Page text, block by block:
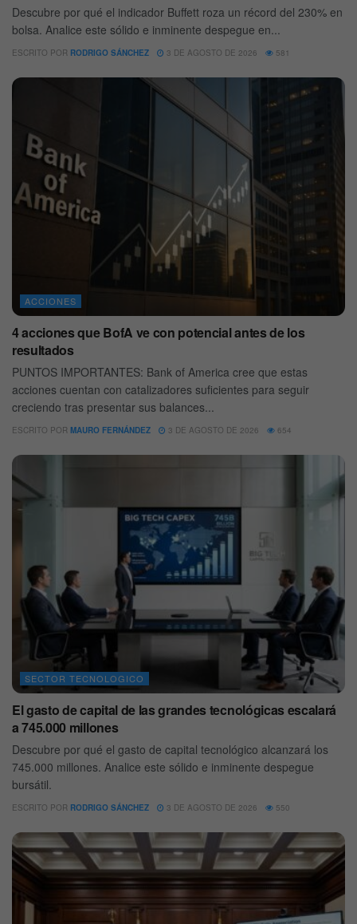
Descubre por qué el indicador Buffett roza un récord del 230% en
bolsa. Analice este sólido e inminente despegue en...
ESCRITO POR RODRIGO SÁNCHEZ 3 DE AGOSTO DE 2026 581
ACCIONES
4 acciones que BofA ve con potencial antes de los
resultados
PUNTOS IMPORTANTES: Bank of America cree que estas
acciones cuentan con catalizadores suficientes para seguir
creciendo tras presentar sus balances...
ESCRITO POR MAURO FERNÁNDEZ 3 DE AGOSTO DE 2026 654
SECTOR TECNOLOGICO
El gasto de capital de las grandes tecnológicas escalará
a 745.000 millones
Descubre por qué el gasto de capital tecnológico alcanzará los
745.000 millones. Analice este sólido e inminente despegue
bursátil.
ESCRITO POR RODRIGO SÁNCHEZ 3 DE AGOSTO DE 2026 550